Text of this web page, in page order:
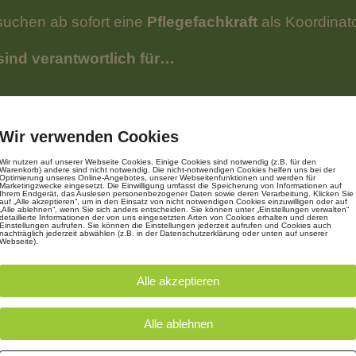
ab sofort eine Pflegefachkraft als
verantwortlich für…
bei den sterbenden/
einer vielseitigen Information über die
mit dem regionalen
und /Verwaltungsarbeiten
uns auf Sie, weil Sie…
3 Jahre Berufserfahrung in der Pflege
Wir verwenden Cookies
Wir nutzen auf unserer Webseite Cookies. Einige Cookies sind notwendig (z.B. für den
Warenkorb) andere sind nicht notwendig. Die nicht-notwendigen Cookies helfen uns bei der
Optimierung unseres Online-Angebotes, unserer Webseitenfunktionen und werden für
Marketingzwecke eingesetzt. Die Einwilligung umfasst die Speicherung von Informationen auf
Ihrem Endgerät, das Auslesen personenbezogener Daten sowie deren Verarbeitung. Klicken Sie
auf „Alle akzeptieren“, um in den Einsatz von nicht notwendigen Cookies einzuwilligen oder auf
„Alle ablehnen“, wenn Sie sich anders entscheiden. Sie können unter „Einstellungen verwalten“
detaillierte Informationen der von uns eingesetzten Arten von Cookies erhalten und deren
Einstellungen aufrufen. Sie können die Einstellungen jederzeit aufrufen und Cookies auch
nachträglich jederzeit abwählen (z.B. in der Datenschutzerklärung oder unten auf unserer
Webseite).
Alle akzeptieren
Alle ablehnen